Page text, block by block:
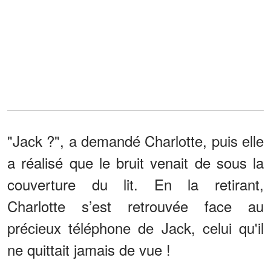
"Jack ?", a demandé Charlotte, puis elle
a réalisé que le bruit venait de sous la
couverture du lit. En la retirant,
Charlotte s’est retrouvée face au
précieux téléphone de Jack, celui qu'il
ne quittait jamais de vue !